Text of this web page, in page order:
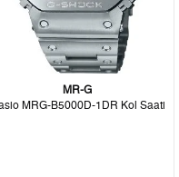
MR-G
MRG-B5000D-1DR Kol Saati